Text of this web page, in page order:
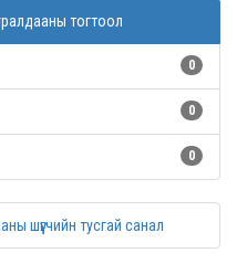
тогтоол
0
0
0
шүүгчийн тусгай санал